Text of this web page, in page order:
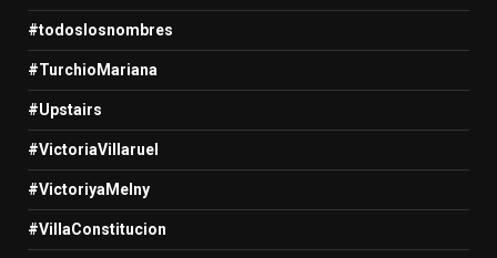
#todoslosnombres
#TurchioMariana
#Upstairs
#VictoriaVillaruel
#VictoriyaMelny
#VillaConstitucion